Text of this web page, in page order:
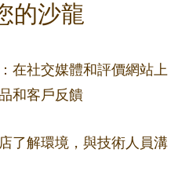
的沙龍
：在社交媒體和評價網站上
和客戶反饋
了解環境，與技術人員溝